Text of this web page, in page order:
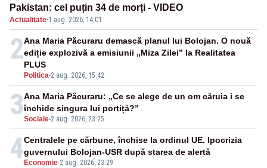
Pakistan: cel puțin 34 de morți - VIDEO
Actualitate·1 aug. 2026, 14:01
2
Politica-2 aug. 2026, 15:42
Ana Maria Păcuraru demască planul lui Bolojan. O nouă
ediție explozivă a emisiunii „Miza Zilei” la Realitatea
PLUS
3Sociale-2 aug. 2026, 23:25
Ana Maria Păcuraru: „Ce se alege de un om căruia i se
închide singura lui portiță?”
4 Economie-2 aug. 2026, 23:29
Centralele pe cărbune, închise la ordinul UE. Ipocrizia
guvernului Bolojan-USR după starea de alertă